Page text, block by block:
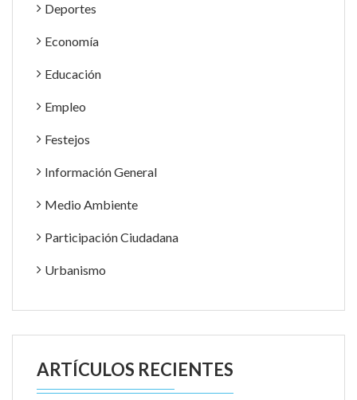
Deportes
Economía
Educación
Empleo
Festejos
Información General
Medio Ambiente
Participación Ciudadana
Urbanismo
ARTÍCULOS RECIENTES